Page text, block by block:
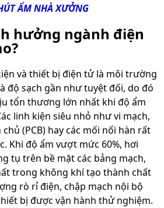
ẨM NHÀ XƯỞNG
hưởng ngành điện
và thiết bị điện tử là môi trường
độ sạch gần như tuyệt đối, do đó
tổn thương lớn nhất khi độ ẩm
linh kiện siêu nhỏ như vi mạch,
(PCB) hay các mối nối hàn rất
Khi độ ẩm vượt mức 60%, hơi
tụ trên bề mặt các bảng mạch,
trong không khí tạo thành chất
rò rỉ điện, chập mạch nội bộ
bị được vận hành thử nghiệm.